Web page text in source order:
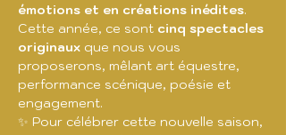
émotions et en créations inédites.
Cette année, ce sont cinq spectacles
originaux que nous vous
proposerons, mêlant art équestre,
performance scénique, poésie et
engagement.
✨ Pour célébrer cette nouvelle saison,